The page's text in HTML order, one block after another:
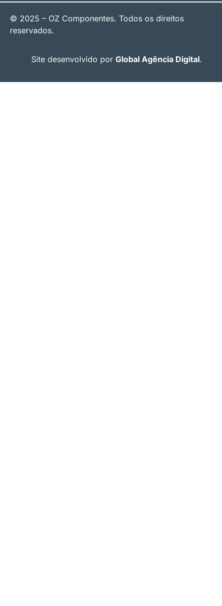
© 2025 – OZ Componentes. Todos os direitos
reservados.
Site desenvolvido por Global Agência Digital.